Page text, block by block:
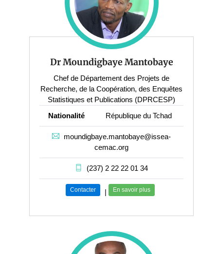
Dr Moundigbaye Mantobaye
Chef de Département des Projets de
Recherche, de la Coopération, des Enquêtes
Statistiques et Publications (DPRCESP)
Nationalité
République du Tchad
moundigbaye.mantobaye@issea-
cemac.org
(237) 2 22 22 01 34
Contacter | En savoir plus